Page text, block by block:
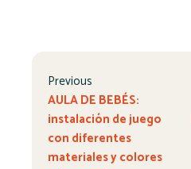
Previous
AULA DE BEBÉS:
instalación de juego
con diferentes
materiales y colores